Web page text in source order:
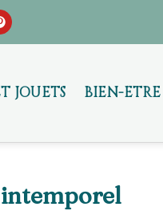
JOUETS BIEN-ÊTRE
intemporel